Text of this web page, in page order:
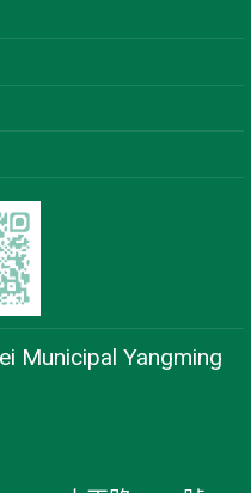
Municipal Yangming